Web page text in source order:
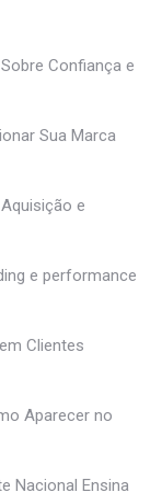
Confiança e
Sua Marca
e
e performance
Clientes
Aparecer no
Nacional Ensina